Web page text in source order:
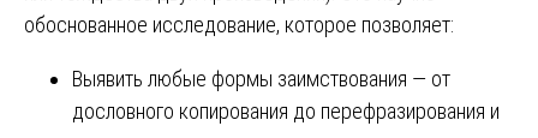
обоснованное исследование, которое позволяет:
Выявить любые формы заимствования — от
дословного копирования до перефразирования и